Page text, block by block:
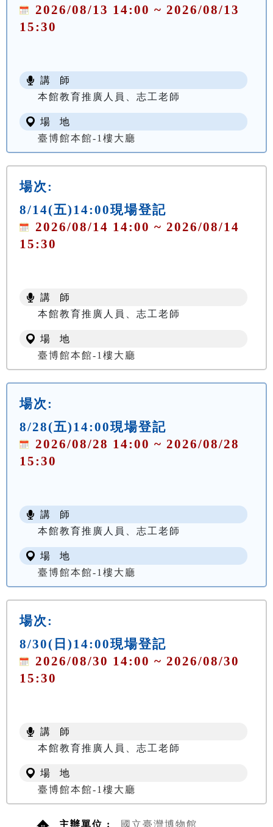
2026/08/13 14:00 ~ 2026/08/13
15:30
講 師
本館教育推廣人員、志工老師
場 地
臺博館本館-1樓大廳
場次:
8/14(五)14:00現場登記
2026/08/14 14:00 ~ 2026/08/14
15:30
講 師
本館教育推廣人員、志工老師
場 地
臺博館本館-1樓大廳
場次:
8/28(五)14:00現場登記
2026/08/28 14:00 ~ 2026/08/28
15:30
講 師
本館教育推廣人員、志工老師
場 地
臺博館本館-1樓大廳
場次:
8/30(日)14:00現場登記
2026/08/30 14:00 ~ 2026/08/30
15:30
講 師
本館教育推廣人員、志工老師
場 地
臺博館本館-1樓大廳
主辦單位 : 國立臺灣博物館